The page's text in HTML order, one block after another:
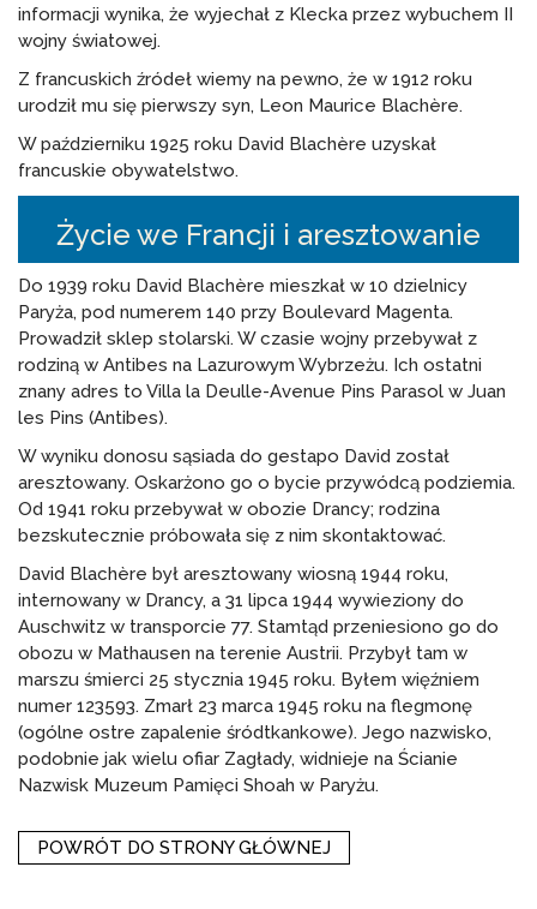
informacji wynika, że wyjechał z Klecka przez wybuchem II
wojny światowej.
Z francuskich źródeł wiemy na pewno, że w 1912 roku
urodził mu się pierwszy syn, Leon Maurice Blachère.
W październiku 1925 roku David Blachère uzyskał
francuskie obywatelstwo.
Życie we Francji i aresztowanie
Do 1939 roku David Blachère mieszkał w 10 dzielnicy
Paryża, pod numerem 140 przy Boulevard Magenta.
Prowadził sklep stolarski. W czasie wojny przebywał z
rodziną w Antibes na Lazurowym Wybrzeżu. Ich ostatni
znany adres to Villa la Deulle-Avenue Pins Parasol w Juan
les Pins (Antibes).
W wyniku donosu sąsiada do gestapo David został
aresztowany. Oskarżono go o bycie przywódcą podziemia.
Od 1941 roku przebywał w obozie Drancy; rodzina
bezskutecznie próbowała się z nim skontaktować.
David Blachère był aresztowany wiosną 1944 roku,
internowany w Drancy, a 31 lipca 1944 wywieziony do
Auschwitz w transporcie 77. Stamtąd przeniesiono go do
obozu w Mathausen na terenie Austrii. Przybył tam w
marszu śmierci 25 stycznia 1945 roku. Byłem więźniem
numer 123593. Zmarł 23 marca 1945 roku na flegmonę
(ogólne ostre zapalenie śródtkankowe). Jego nazwisko,
podobnie jak wielu ofiar Zagłady, widnieje na Ścianie
Nazwisk Muzeum Pamięci Shoah w Paryżu.
POWRÓT DO STRONY GŁÓWNEJ